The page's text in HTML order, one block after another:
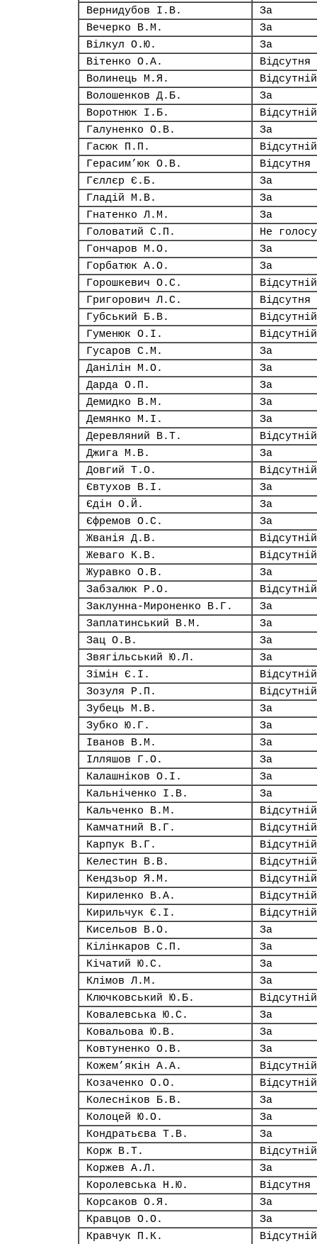
Вернидубов І.В.
За
Вечерко В.М.
За
Вілкул О.Ю.
За
Вітенко О.А.
Відсутня
Волинець М.Я.
Відсутній
Волошенков Д.Б.
За
Воротнюк І.Б.
Відсутній
Галуненко О.В.
За
Гасюк П.П.
Відсутній
Герасим’юк О.В.
Відсутня
Гєллєр Є.Б.
За
Гладій М.В.
За
Гнатенко Л.М.
За
Головатий С.П.
Не
Гончаров М.О.
За
Горбатюк А.О.
За
Горошкевич О.С.
Відсутній
Григорович Л.С.
Відсутня
Губський Б.В.
Відсутній
Гуменюк О.І.
Відсутній
Гусаров С.М.
За
Данілін М.О.
За
Дарда О.П.
За
Демидко В.М.
За
Демянко М.І.
За
Деревляний В.Т.
Відсутній
Джига М.В.
За
Довгий Т.О.
Відсутній
Євтухов В.І.
За
Єдін О.Й.
За
Єфремов О.С.
За
Жванія Д.В.
Відсутній
Жеваго К.В.
Відсутній
Журавко О.В.
За
Забзалюк Р.О.
Відсутній
Заклунна-Мироненко В.Г.
За
Заплатинський В.М.
За
Зац О.В.
За
Звягільський Ю.Л.
За
Зімін Є.І.
Відсутній
Зозуля Р.П.
Відсутній
Зубець М.В.
За
Зубко Ю.Г.
За
Іванов В.М.
За
Ілляшов Г.О.
За
Калашніков О.І.
За
Кальніченко І.В.
За
Кальченко В.М.
Відсутній
Камчатний В.Г.
Відсутній
Карпук В.Г.
Відсутній
Келестин В.В.
Відсутній
Кендзьор Я.М.
Відсутній
Кириленко В.А.
Відсутній
Кирильчук Є.І.
Відсутній
Кисельов В.О.
За
Кілінкаров С.П.
За
Кічатий Ю.С.
За
Клімов Л.М.
За
Ключковський Ю.Б.
Відсутній
Ковалевська Ю.С.
За
Ковальова Ю.В.
За
Ковтуненко О.В.
За
Кожем’якін А.А.
Відсутній
Козаченко О.О.
Відсутній
Колесніков Б.В.
За
Колоцей Ю.О.
За
Кондратьєва Т.В.
За
Корж В.Т.
Відсутній
Коржев А.Л.
За
Королевська Н.Ю.
Відсутня
Корсаков О.Я.
За
Кравцов О.О.
За
Кравчук П.К.
Відсутній